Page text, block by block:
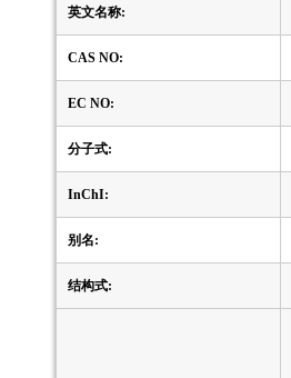
英文名称:
CAS NO:
EC NO:
分子式:
InChI:
别名:
结构式: